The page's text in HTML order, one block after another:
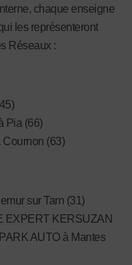
chaque enseigne
les représenteront
Réseaux :
Pia (66)
(63)
sur Tarn (31)
EXPERT KERSUZAN
AUTO à Mantes